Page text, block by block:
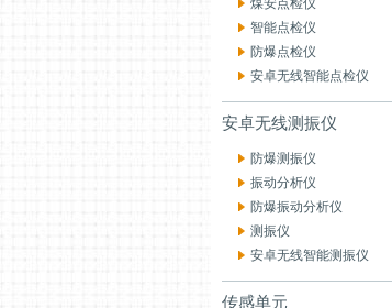
煤安点检仪
智能点检仪
防爆点检仪
安卓无线智能点检仪
安卓无线测振仪
防爆测振仪
振动分析仪
防爆振动分析仪
测振仪
安卓无线智能测振仪
传感单元